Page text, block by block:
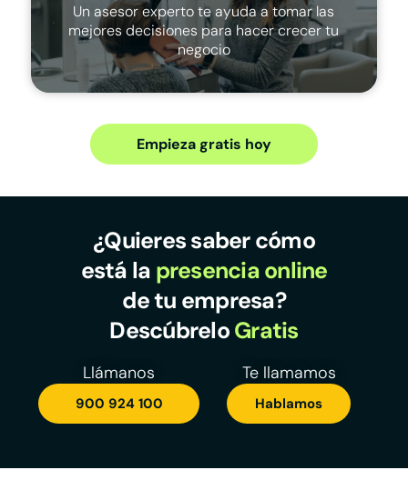
Un asesor experto te ayuda a tomar las
mejores decisiones para hacer crecer tu
negocio
Empieza gratis hoy
¿Quieres saber cómo
está la presencia online
de tu empresa?
DescúbreloGratis
Llámanos
900 924 100
Te llamamos
Hablamos